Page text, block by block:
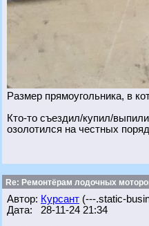
Размер прямоугольника, в
Кто-то съездил/купил/
озолотился на честных
Re: Ремонтёрам лодочных
Автор: Курсант (---.static-
Дата: 28-11-24 21:34